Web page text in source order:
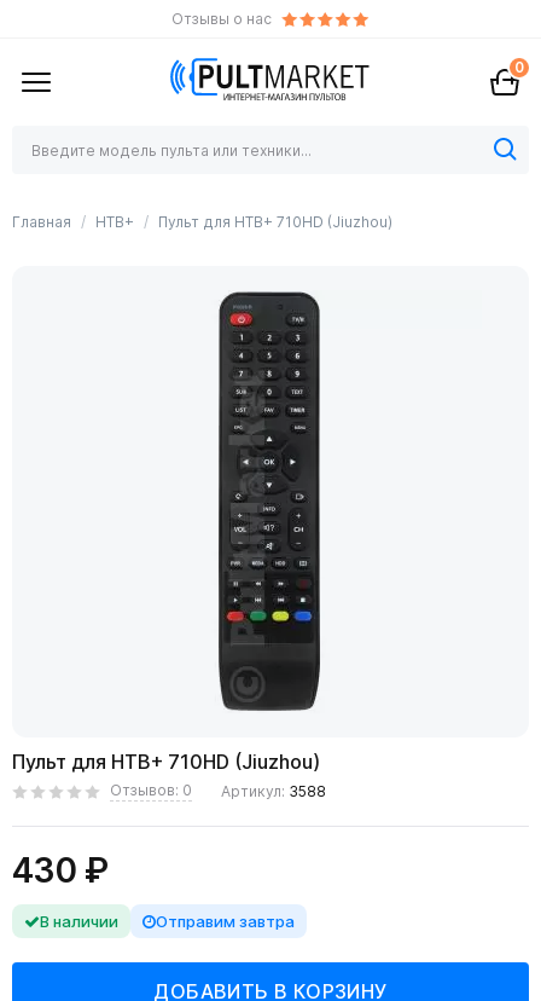
Отзывы о нас
0
Главная НТВ+ Пульт для НТВ+ 710HD (Jiuzhou)
Пульт для НТВ+ 710HD (Jiuzhou)
Отзывов: 0 Артикул: 3588
430 ₽
В наличии Отправим завтра